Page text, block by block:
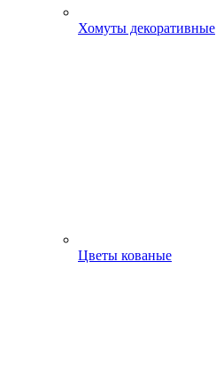
Хомуты декоративные
Цветы кованые